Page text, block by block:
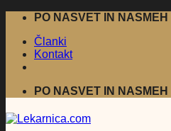
Skoči
vsebino
PO NASVET IN NASMEH
Članki
Kontakt
PO NASVET IN NASMEH